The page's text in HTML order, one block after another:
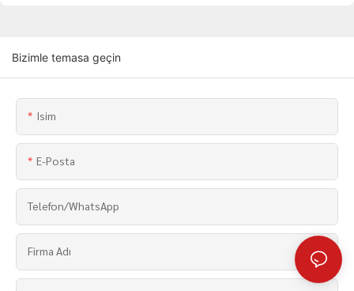
Bizimle temasa geçin
Isim
E-Posta
Telefon/WhatsApp
Firma Adı